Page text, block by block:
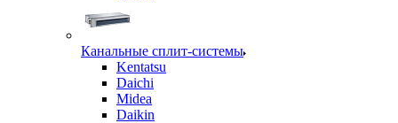
Канальные сплит-системы
Kentatsu
Daichi
Midea
Daikin